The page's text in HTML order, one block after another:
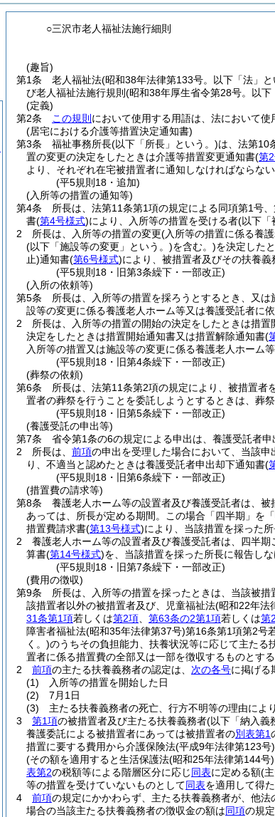
○三沢市老人福祉法施行細則
(趣旨)
第1条
老人福祉法(昭和38年法律第133号。以下「法」と
び老人福祉法施行規則 (昭和38年厚生省令第28号。以下
(定義)
第2条
この規則 において使用する用語は、法において使
(居宅における介護等措置決定通知書)
第3条
福祉事務所長(以下「所長」という。)は、法第10
置の変更の決定をしたときは介護等措置変更通知書(第
より、それぞれ在宅被措置者に通知しなければならない
(平5規則18・追加)
(入所等の措置の通知等)
第4条
所長は、法第11条第1項の規定による同項第1号
書(第4号様式)により、入所等の措置を受ける者(以下「
2
所長は、入所等の措置の変更(入所等の措置に係る養
(以下「施設等の変更」という。)を含む。)を決定した
止)通知書(第6号様式)により、被措置者及びその扶養義
(平5規則18・旧第3条繰下・一部改正)
(入所の依頼等)
第5条
所長は、入所等の措置を採ろうとするとき、又
設等の変更に係る養護老人ホーム等又は養護受託者に
2
所長は、入所等の措置の開始の決定をしたときは措
決定をしたときは措置開始通知書又は措置解除通知書(
入所等の措置又は施設等の変更に係る養護老人ホーム
(平5規則18・旧第4条繰下・一部改正)
(葬祭の依頼)
第6条
所長は、法第11条第2項の規定により、被措置
置者の葬祭を行うことを委託しようとするときは、葬
(平5規則18・旧第5条繰下・一部改正)
(養護受託の申出等)
第7条
省令第1条の6の規定による申出は、養護受託者申
2
所長は、 前項の申出を受理した場合において、当該
り、不適当と認めたときは養護受託者申出却下通知書(
(平5規則18・旧第6条繰下・一部改正)
(措置費の請求等)
第8条
養護老人ホーム等の設置者及び養護受託者は、
あっては、所長が定める期間。この場合「四半期」を
措置費請求書(第13号様式)により、当該措置を採った
2
養護老人ホーム等の設置者及び養護受託者は、四半
算書(第14号様式)を、当該措置を採った所長に報告しな
(平5規則18・旧第7条繰下・一部改正)
(費用の徴収)
第9条
所長は、入所等の措置を採ったときは、当該被
該措置者以外の被措置者及び、児童福祉法(昭和22年法
31条第1項若しくは第2項 第63条の2第1項若しくは第
障害者福祉法(昭和35年法律第37号)第16条第1項第2号
く。)のうちその負担能力、扶養状況等に応じて主たる
置者に係る措置費の全部又は一部を徴収するものとする
2
前項の主たる扶養義務者の認定は、 次の各号に掲げる
(1)
入所等の措置を開始した日
(2)
7月1日
(3)
主たる扶養義務者の死亡、行方不明等の理由によ
3
第1項の被措置者及び主たる扶養義務者(以下「納入義
養護委託による被措置者にあっては被措置者の別表第1
措置に要する費用から介護保険法(平成9年法律第123号)
(その額を適用すると生活保護法(昭和25年法律第144号)
表第2の税額等による階層区分に応じ同表に定める額(
等の措置を受けていないものとして同表を適用して得
4
前項の規定にかかわらず、主たる扶養義務者が、他法
場合の当該主たる扶養義務者の徴収金の額は同項の規